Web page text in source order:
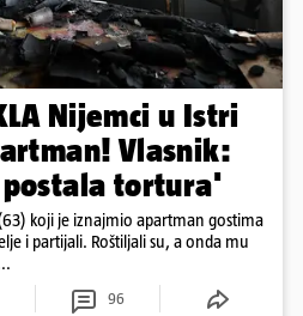
Nijemci u Istri
Vlasnik:
tortura'
koji je iznajmio apartman gostima
i partijali. Roštiljali su, a onda mu
96